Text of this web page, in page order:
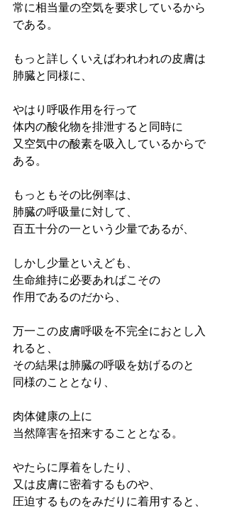
常に相当量の空気を要求しているから
である。
もっと詳しくいえばわれわれの皮膚は
肺臓と同様に、
やはり呼吸作用を行って
体内の酸化物を排泄すると同時に
又空気中の酸素を吸入しているからで
ある。
もっともその比例率は、
肺臓の呼吸量に対して、
百五十分の一という少量であるが、
しかし少量といえども、
生命維持に必要あればこその
作用であるのだから、
万一この皮膚呼吸を不完全におとし入
れると、
その結果は肺臓の呼吸を妨げるのと
同様のこととなり、
肉体健康の上に
当然障害を招来することとなる。
やたらに厚着をしたり、
又は皮膚に密着するものや、
圧迫するものをみだりに着用すると、